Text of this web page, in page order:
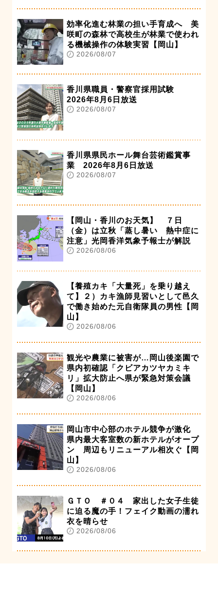
効率化進む林業の担い手育成へ 美
咲町の森林で高校生が林業で使われ
る機械操作の体験実習【岡山】
2026/08/07
香川県職員・警察官採用試験
2026年8月6日放送
2026/08/07
香川県県民ホール舞台芸術鑑賞事
業 2026年8月6日放送
2026/08/07
【岡山・香川のお天気】 ７日
（金）は立秋「蒸し暑い 熱中症に
注意」光岡香洋気象予報士が解説
2026/08/06
【養殖カキ「大量死」を乗り越え
て】２）カキ漁師見習いとして邑久
で働き始めた元自衛隊員の男性【岡
山】
2026/08/06
観光や農業に被害が…岡山後楽園で
県内初確認「クビアカツヤカミキ
リ」拡大防止へ県が緊急対策会議
【岡山】
2026/08/06
岡山市中心部のホテル競争が激化
県内最大客室数の新ホテルがオープ
ン 周辺もリニューアル相次ぐ【岡
山】
2026/08/06
ＧＴＯ ＃０４ 家出した女子生徒
に迫る魔の手！フェイク動画の濡れ
衣を晴らせ
2026/08/06